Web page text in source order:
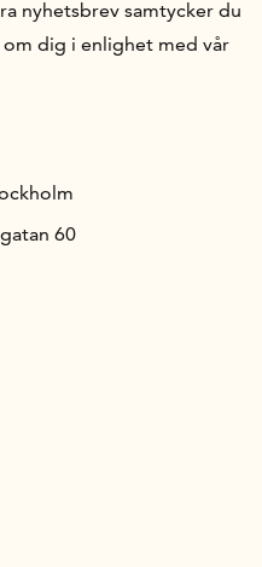
nyhetsbrev samtycker du
dig i enlighet med vår
60